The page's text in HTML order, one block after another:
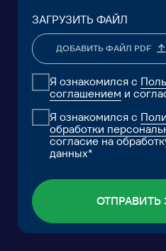
КОНТАКТЫ
FAQ
АНАЛИТИЧЕСКИЙ
МЕДИА
ЭКОСИСТЕМА
КЕЙСЫ И
РЕШЕНИЯ
Фонд поддержки прикладных
экологических разработок и
исследований «Озеро Байкал»
Научно-
центр